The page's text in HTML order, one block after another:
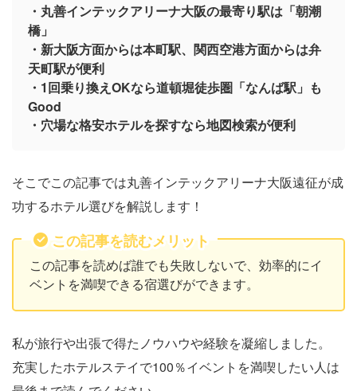
・丸善インテックアリーナ大阪の最寄り駅は「朝潮
橋」
・新大阪方面からは本町駅、関西空港方面からは弁
天町駅が便利
・1回乗り換えOKなら道頓堀徒歩圏「なんば駅」も
Good
・穴場な格安ホテルを探すなら地図検索が便利
そこでこの記事では丸善インテックアリーナ大阪遠征が成
功するホテル選びを解説します！
この記事を読むメリット
この記事を読めば誰でも失敗しないで、効率的にイ
ベントを満喫できる宿選びができます。
私が旅行や出張で得たノウハウや経験を凝縮しました。
充実したホテルステイで100％イベントを満喫したい人は